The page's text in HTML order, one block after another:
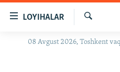
Бош
LOYIHALAR
OZODLIK SURISHTIRUVLARI
Излаш
08 Avgust 2026, Toshkent